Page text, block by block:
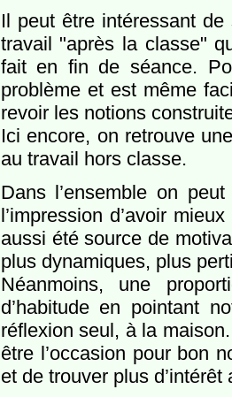
Il peut être intéressant
travail "après la classe"
fait en fin de séance.
problème et est même
revoir les notions
Ici encore, on retrouve
au travail hors classe.
Dans l’ensemble on
l’impression d’avoir
aussi été source de
plus dynamiques, plus
Néanmoins, une
d’habitude en pointant
réflexion seul, à la
être l’occasion pour bon
et de trouver plus